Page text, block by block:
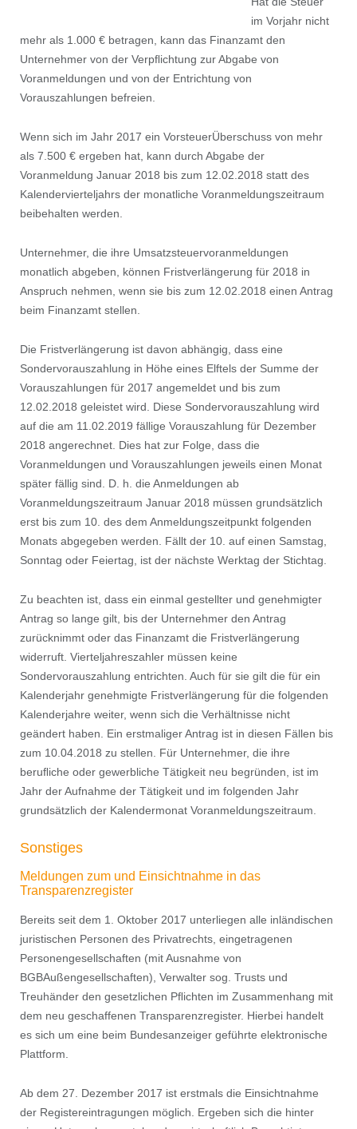
im Vorjahr nicht
mehr als 1.000 € betragen, kann das Finanzamt den
Unternehmer von der Verpﬂichtung zur Abgabe von
Voranmeldungen und von der Entrichtung von
Vorauszahlungen befreien.
Wenn sich im Jahr 2017 ein VorsteuerÜberschuss von mehr
als 7.500 € ergeben hat, kann durch Abgabe der
Voranmeldung Januar 2018 bis zum 12.02.2018 statt des
Kalendervierteljahrs der monatliche Voranmeldungszeitraum
beibehalten werden.
Unternehmer, die ihre Umsatzsteuervoranmeldungen
monatlich abgeben, können Fristverlängerung für 2018 in
Anspruch nehmen, wenn sie bis zum 12.02.2018 einen Antrag
beim Finanzamt stellen.
Die Fristverlängerung ist davon abhängig, dass eine
Sondervorauszahlung in Höhe eines Elftels der Summe der
Vorauszahlungen für 2017 angemeldet und bis zum
12.02.2018 geleistet wird. Diese Sondervorauszahlung wird
auf die am 11.02.2019 fällige Vorauszahlung für Dezember
2018 angerechnet. Dies hat zur Folge, dass die
Voranmeldungen und Vorauszahlungen jeweils einen Monat
später fällig sind. D. h. die Anmeldungen ab
Voranmeldungszeitraum Januar 2018 müssen grundsätzlich
erst bis zum 10. des dem Anmeldungszeitpunkt folgenden
Monats abgegeben werden. Fällt der 10. auf einen Samstag,
Sonntag oder Feiertag, ist der nächste Werktag der Stichtag.
Zu beachten ist, dass ein einmal gestellter und genehmigter
Antrag so lange gilt, bis der Unternehmer den Antrag
zurücknimmt oder das Finanzamt die Fristverlängerung
widerruft. Vierteljahreszahler müssen keine
Sondervorauszahlung entrichten. Auch für sie gilt die für ein
Kalenderjahr genehmigte Fristverlängerung für die folgenden
Kalenderjahre weiter, wenn sich die Verhältnisse nicht
geändert haben. Ein erstmaliger Antrag ist in diesen Fällen bis
zum 10.04.2018 zu stellen. Für Unternehmer, die ihre
beruﬂiche oder gewerbliche Tätigkeit neu begründen, ist im
Jahr der Aufnahme der Tätigkeit und im folgenden Jahr
grundsätzlich der Kalendermonat Voranmeldungszeitraum.
Sonstiges
Meldungen zum und Einsichtnahme in das
Transparenzregister
Bereits seit dem 1. Oktober 2017 unterliegen alle inländischen
juristischen Personen des Privatrechts, eingetragenen
Personengesellschaften (mit Ausnahme von
BGBAußengesellschaften), Verwalter sog. Trusts und
Treuhänder den gesetzlichen Pﬂichten im Zusammenhang mit
dem neu geschaffenen Transparenzregister. Hierbei handelt
es sich um eine beim Bundesanzeiger geführte elektronische
Plattform.
Ab dem 27. Dezember 2017 ist erstmals die Einsichtnahme
der Registereintragungen möglich. Ergeben sich die hinter